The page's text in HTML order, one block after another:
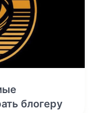
блогеру